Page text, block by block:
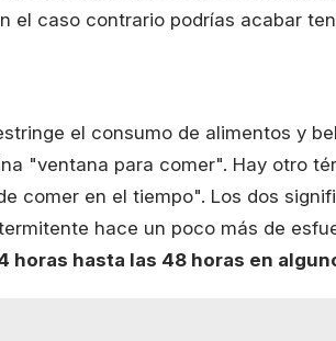
el caso contrario podrías acabar
el consumo de alimentos y
"ventana para comer". Hay otro
comer en el tiempo". Los dos
hace un poco más de
horas hasta las 48 horas en